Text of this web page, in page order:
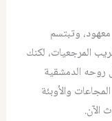
وتبتسم
المرجعيات، لكنك
روحه الدمشقية
والأوبئة
الآن.